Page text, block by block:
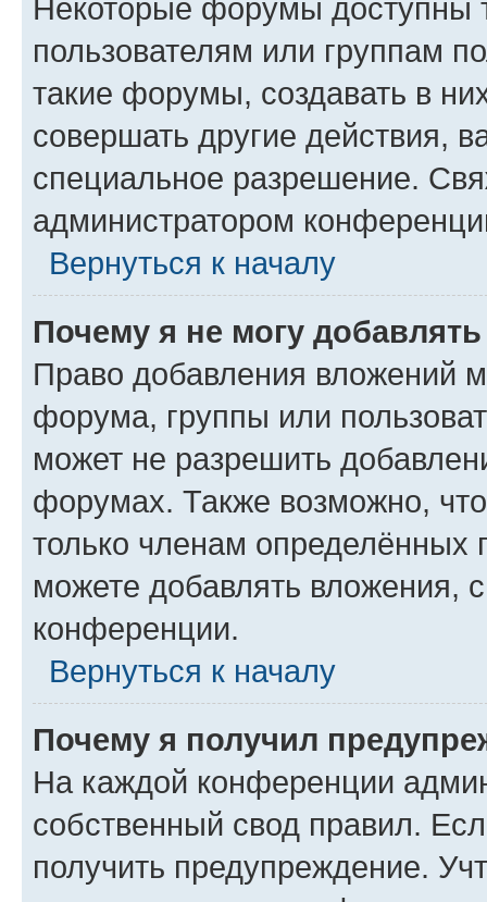
Некоторые форумы доступны
пользователям или группам
такие форумы, создавать в
совершать другие действия,
специальное разрешение.
администратором
Вернуться к началу
Почему я не могу
Право добавления вложений
форума, группы или
может не разрешить
форумах. Также возможно,
только членам определённых
можете добавлять вложения,
конференции.
Вернуться к началу
Почему я получил
На каждой конференции
собственный свод правил.
получить предупреждение.